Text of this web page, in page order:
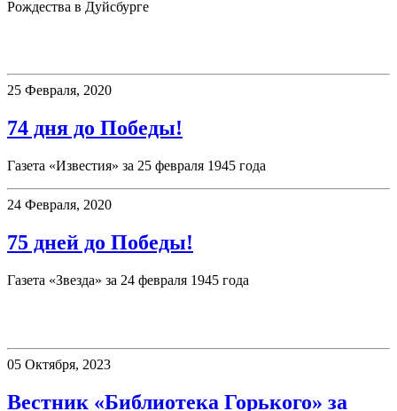
Рождества в Дуйсбурге
25 Февраля, 2020
74 дня до Победы!
Газета «Известия» за 25 февраля 1945 года
24 Февраля, 2020
75 дней до Победы!
Газета «Звезда» за 24 февраля 1945 года
05 Октября, 2023
Вестник «Библиотека Горького» за